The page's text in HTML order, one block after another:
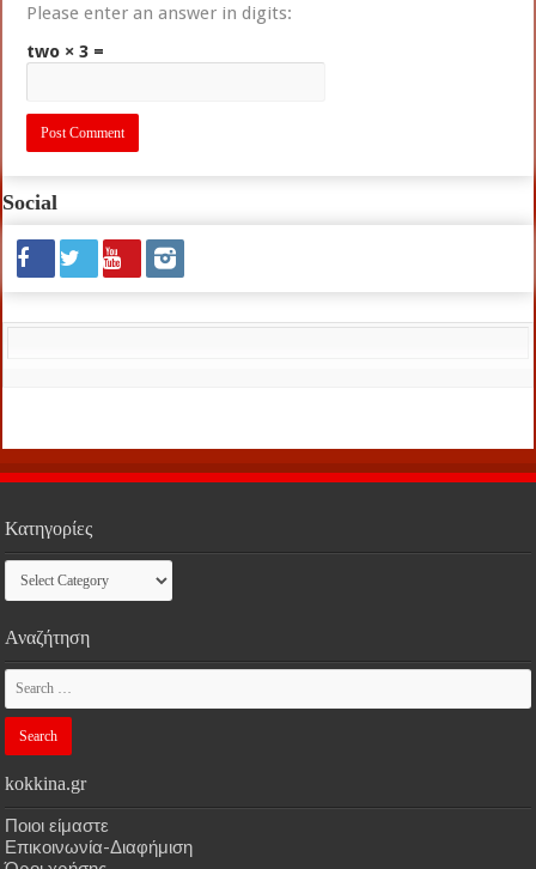
Please enter an answer in digits:
two × 3 =
Social
Κατηγορίες
Κατηγορίες
Αναζήτηση
kokkina.gr
Ποιοι είμαστε
Επικοινωνία-Διαφήμιση